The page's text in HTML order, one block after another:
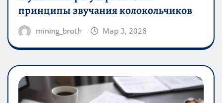
принципы звучания колокольчиков
mining_broth Мар 3, 2026